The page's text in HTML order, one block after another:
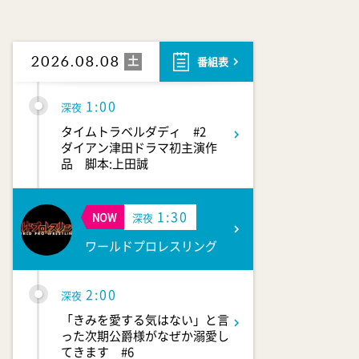
2026.08.08 土 番組表
テレ朝サマフェス音楽LIVEダイ
ジェスト
深夜 1:00
タイムトラベルダディ #2
ダイアン津田ドラマ初主演作
品 脚本:上田誠
NOW 深夜 1:30
ワールドプロレスリング
深夜 2:00
「きみを愛する気はない」と言
った次期公爵様がなぜか溺愛し
てきます #6